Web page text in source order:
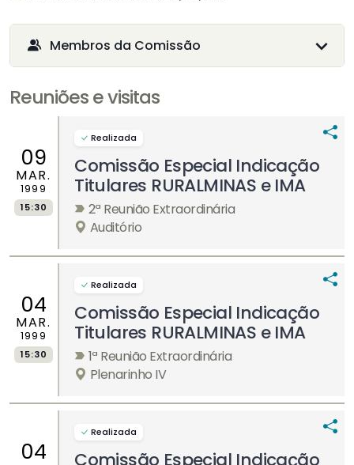
Membros da Comissão
Reuniões e visitas
09
MAR.
1999
15:30
Realizada
Comissão Especial Indicação
Titulares RURALMINAS e IMA
2ª Reunião Extraordinária
Auditório
04
MAR.
1999
15:30
Realizada
Comissão Especial Indicação
Titulares RURALMINAS e IMA
1ª Reunião Extraordinária
Plenarinho IV
04
Realizada
Comissão Especial Indicação